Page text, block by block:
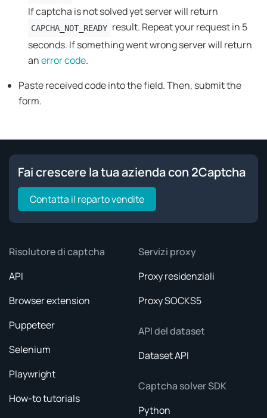
If captcha is not solved yet server will return
CAPCHA_NOT_READY result. Repeat your request in 5
seconds. If something went wrong server will return
anerror code.
Paste received code into the field. Then, submit the
form.
Fai crescere la tua azienda con 2Captcha
Contatta il reparto vendite
Risolutore di captcha
API
Browser extension
Puppeteer
Selenium
Playwright
How-to tutorials
Servizi proxy
Proxy residenziali
Proxy SOCKS5
API del dataset
Dataset API
Captcha solver SDK
Python